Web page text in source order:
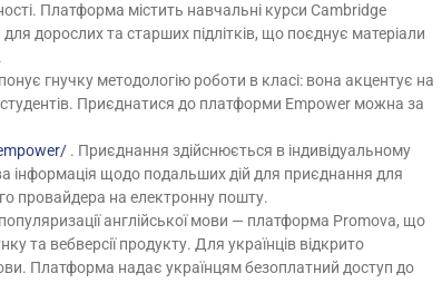
Платформа містить навчальні курси Cambridge
дорослих та старших підлітків, що поєднує матеріали
гнучку методологію роботи в класі: вона акцентує на
Приєднатися до платформи Empower можна за
. Приєднання здійснюється в індивідуальному
інформація щодо подальших дій для приєднання для
провайдера на електронну пошту.
англійської мови — платформа Promova, що
та вебверсії продукту. Для українців відкрито
Платформа надає українцям безоплатний доступ до